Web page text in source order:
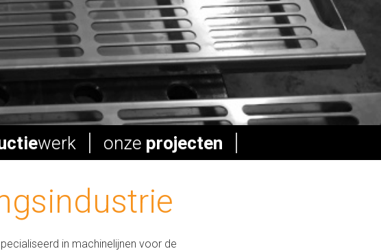
werk onze projecten
in machinelijnen voor de